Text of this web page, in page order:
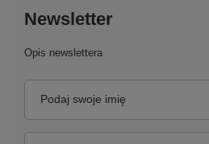
Newsletter
Opis newslettera
Podaj swoje imię